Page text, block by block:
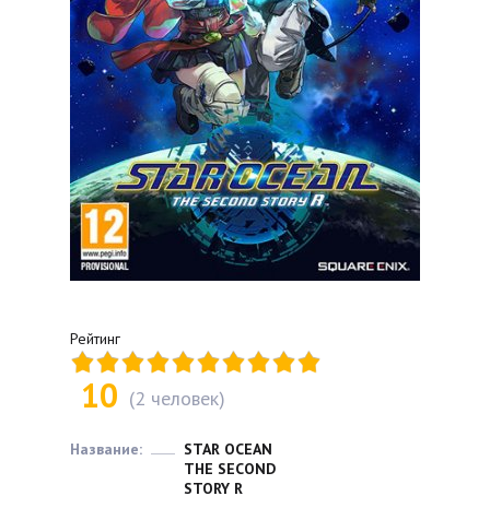
Рейтинг
10 (2 человек)
Название:
STAR OCEAN
THE SECOND
STORY R